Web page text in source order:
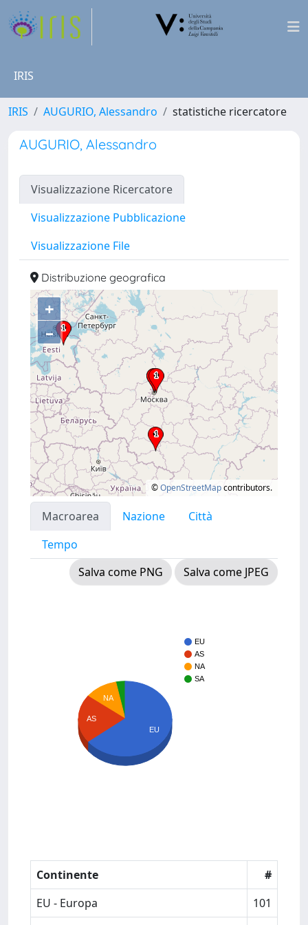
IRIS
IRIS AUGURIO, Alessandro statistiche ricercatore
AUGURIO, Alessandro
Visualizzazione Ricercatore
Visualizzazione Pubblicazione
Visualizzazione File
Distribuzione geografica
+
–
©OpenStreetMapcontributors.
Macroarea Nazione
Città
Tempo
Salva come PNG
Salva come JPEG
EU
AS
NA
SA
NA
AS
EU
Continente
#
EU - Europa
101